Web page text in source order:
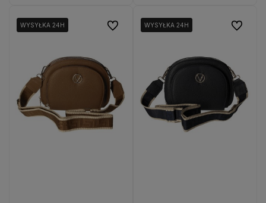
WYSYŁKA 24H
WYSYŁKA 24H Do ulubionychWYSYŁKA 24H
WYSYŁKA 24H Do